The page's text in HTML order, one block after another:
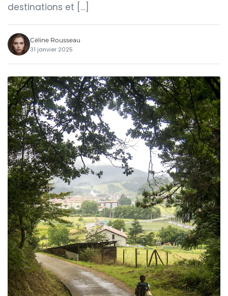
destinations et […]
Céline Rousseau
31 janvier 2025